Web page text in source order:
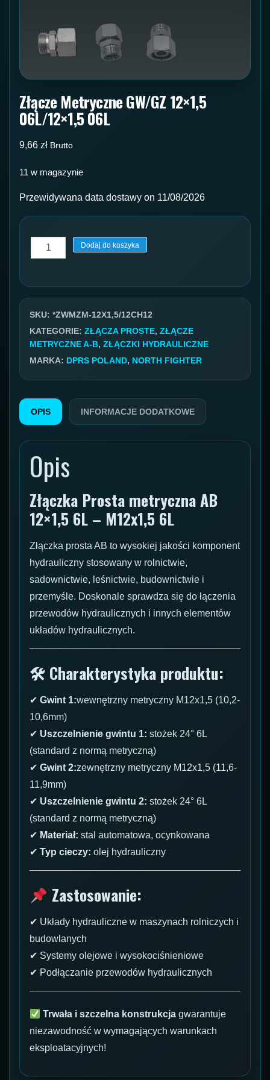
Złącze Metryczne GW/GZ 12×1,5
06L/12×1,5 06L
9,66 zł Brutto
11 w magazynie
Przewidywana data dostawy on 11/08/2026
ilość
Złącze
12x1,5
06L/12x1,5
06L
Dodaj do koszyka
SKU: *ZWMZM-12X1,5/12CH12
KATEGORIE: ZŁĄCZA PROSTE, ZŁĄCZE
METRYCZNE A-B, ZŁĄCZKI HYDRAULICZNE
MARKA: DPRS POLAND, NORTH FIGHTER
OPIS INFORMACJE DODATKOWE
Opis
Złączka Prosta metryczna AB
12×1,5 6L – M12x1,5 6L
Złączka prosta AB to wysokiej jakości komponent
hydrauliczny stosowany w rolnictwie,
sadownictwie, leśnictwie, budownictwie i
przemyśle. Doskonale sprawdza się do łączenia
przewodów hydraulicznych i innych elementów
układów hydraulicznych.
🛠 Charakterystyka produktu:
✔ Gwint 1:wewnętrzny metryczny M12x1,5 (10,2-
10,6mm)
✔ Uszczelnienie gwintu 1: stożek 24° 6L
(standard z normą metryczną)
✔ Gwint 2:zewnętrzny metryczny M12x1,5 (11,6-
11,9mm)
✔ Uszczelnienie gwintu 2: stożek 24° 6L
(standard z normą metryczną)
✔ Materiał: stal automatowa, ocynkowana
✔ Typ cieczy: olej hydrauliczny
Zastosowanie:
✔ Układy hydrauliczne w maszynach rolniczych i
budowlanych
✔ Systemy olejowe i wysokociśnieniowe
✔ Podłączanie przewodów hydraulicznych
Trwała i szczelna konstrukcja gwarantuje
niezawodność w wymagających warunkach
eksploatacyjnych!